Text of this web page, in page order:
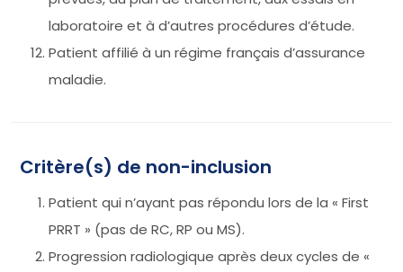
laboratoire et à d’autres procédures d’étude.
Patient affilié à un régime français d’assurance
maladie.
Critère(s) de non-inclusion
Patient qui n’ayant pas répondu lors de la « First
PRRT » (pas de RC, RP ou MS).
Progression radiologique après deux cycles de «